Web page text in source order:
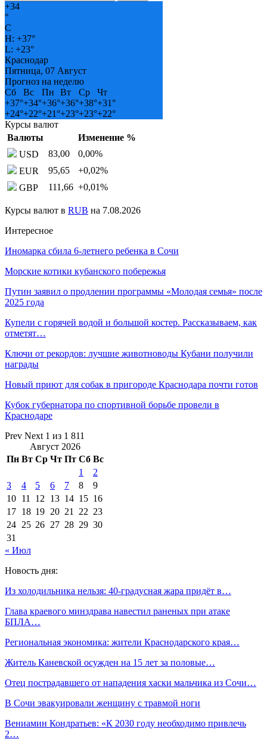
+34
°
C
H: +37°
L: +23°
Краснодар
Пятница, 07 Август
Прогноз на неделю
Сб
Вс Пн Вт Ср
Чт
+37°+34°+36°+36°+38°+31°
+24°+22°+21°+23°+23°+22°
Курсы валют
Валюты
Изменение %
USD
83,00 0,00%
EUR
95,65 +0,02%
GBP
111,66 +0,01%
Курсы валют в RUB на 7.08.2026
Интересное
Иномарка сбила 6-летнего ребенка в Сочи
Морские котики кубанского побережья
Путин заявил о продлении программы «Молодая семья» после
2025 года
Купели с горячей водой и большой костер. Рассказываем, как
отметят…
Ключи от рекордов: лучшие животноводы Кубани получили
награды
Новый приют для собак в пригороде Краснодара почти готов
Кубок губернатора по спортивной борьбе провели в
Краснодаре
Prev Next 1 из 1 811
Август 2026
Пн Вт Ср Чт Пт Сб Вс
1
2
3
4 5 6 7 8
9
10 11 12 13 14 15 16
17 18 19 20 21 22 23
24 25 26 27 28 29 30
31
« Июл
Новость дня:
Из холодильника нельзя: 40-градусная жара придёт в…
Глава краевого минздрава навестил раненых при атаке
БПЛА…
Региональная экономика: жители Краснодарского края…
Житель Каневской осужден на 15 лет за половые…
Отец пострадавшего от нападения хаски мальчика из Сочи…
В Сочи эвакуировали женщину с травмой ноги
Вениамин Кондратьев: «К 2030 году необходимо привлечь
2…